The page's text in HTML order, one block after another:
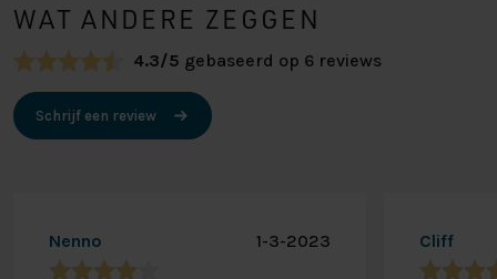
WAT ANDERE ZEGGEN
4.3/5 gebaseerd op 6 reviews
Schrijf een review
Nenno 1-3-2023 Cliff